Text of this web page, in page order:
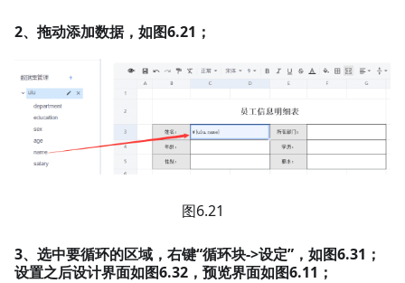
2、拖动添加数据，如图6.21；
图6.21
3、选中要循环的区域，右键“循环块->设定”，如图6.31；
设置之后设计界面如图6.32，预览界面如图6.11；